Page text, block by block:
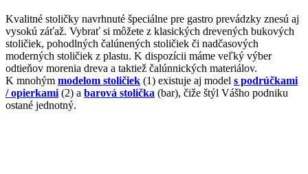
Kvalitné stoličky navrhnuté špeciálne pre gastro prevádzky znesú aj
vysokú záťaž. Vybrať si môžete z klasických drevených bukových
stoličiek, pohodlných čalúnených stoličiek či nadčasových
moderných stoličiek z plastu. K dispozícii máme veľký výber
odtieňov morenia dreva a taktiež čalúnnických materiálov.
K mnohým modelom stoličiek (1) existuje aj model s podrúčkami
/ opierkami (2) a barová stolička (bar), čiže štýl Vášho podniku
ostané jednotný.